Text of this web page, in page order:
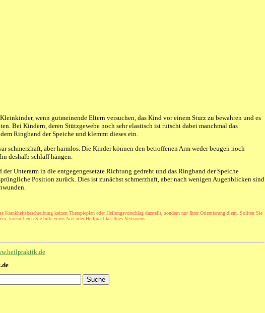
wenn gutmeinende Eltern versuchen, das Kind vor einem Sturz zu bewahren und es
Bei Kindern, deren Stützgewebe noch sehr elastisch ist rutscht dabei manchmal das
Ringband der Speiche und klemmt dieses ein.
schmerzhaft, aber harmlos. Die Kinder können den betroffenen Arm weder beugen noch
deshalb schlaff hängen.
Unterarm in die entgegengesetzte Richtung gedreht und das Ringband der Speiche
Position zurück. Dies ist zunächst schmerzhaft, aber nach wenigen Augenblicken sind
Krankheitsbeschreibung keinen Therapieplan oder Heilungsvorschlag darstellt, sondern nur Ihrer Orientierung dient. Sollten Sie
konsultieren Sie bitte einen Arzt oder Heilpraktiker Ihres Vertrauens.